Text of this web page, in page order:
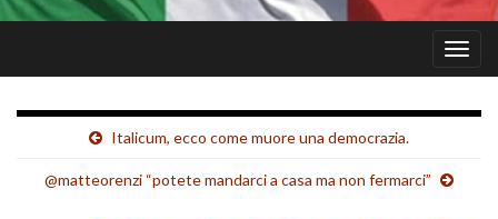
Italicum, ecco come muore una democrazia.
@matteorenzi “potete mandarci a casa ma non fermarci”